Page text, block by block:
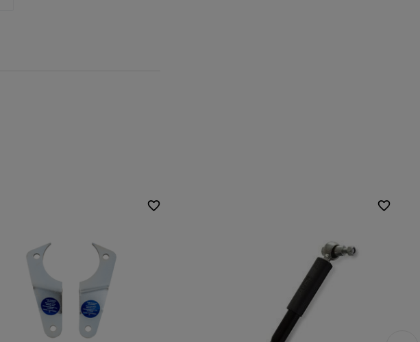
3000 kg